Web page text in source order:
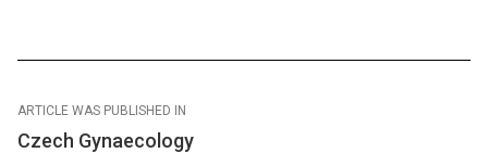
ARTICLE WAS PUBLISHED IN
Czech Gynaecology